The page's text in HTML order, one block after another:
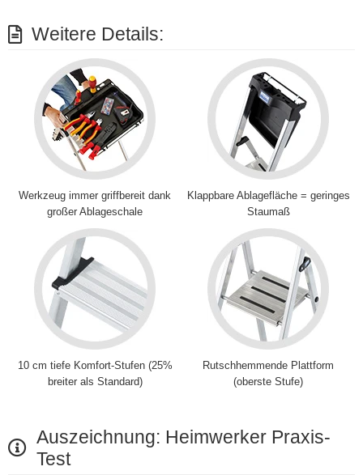
Weitere Details:
Werkzeug immer griffbereit dank
großer Ablageschale
Klappbare Ablagefläche = geringes
Staumaß
10 cm tiefe Komfort-Stufen (25%
breiter als Standard)
Rutschhemmende Plattform
(oberste Stufe)
Auszeichnung: Heimwerker Praxis-
Test